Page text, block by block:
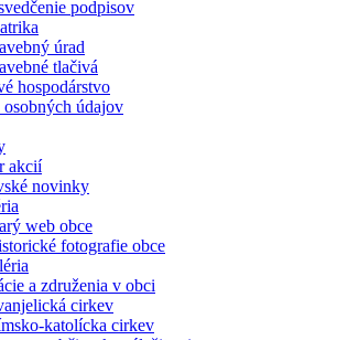
podpisov
úrad
tlačivá
hospodárstvo
osobných údajov
akcií
novinky
web obce
fotografie obce
a združenia v obci
cirkev
katolícka cirkev